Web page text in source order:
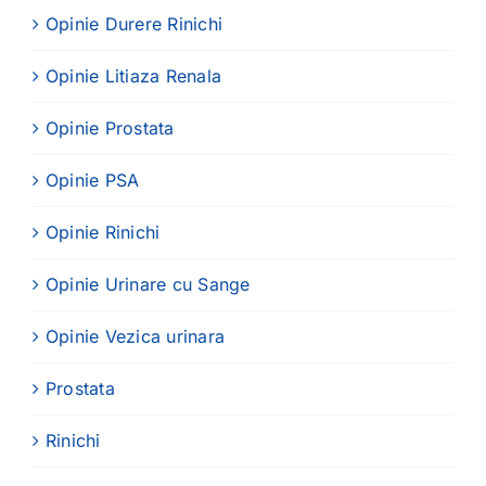
Opinie Durere Rinichi
Opinie Litiaza Renala
Opinie Prostata
Opinie PSA
Opinie Rinichi
Opinie Urinare cu Sange
Opinie Vezica urinara
Prostata
Rinichi